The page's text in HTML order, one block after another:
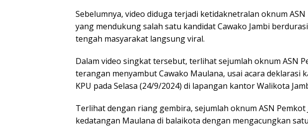
Sebelumnya, video diduga terjadi ketidaknetralan oknum ASN
yang mendukung salah satu kandidat Cawako Jambi
tengah masyarakat langsung viral.
Dalam video singkat tersebut, terlihat sejumlah oknum ASN
terangan menyambut Cawako Maulana, usai acara deklarasi
KPU pada Selasa (24/9/2024) di lapangan kantor Walikota
Terlihat dengan riang gembira, sejumlah oknum ASN Pemkot
kedatangan Maulana di balaikota dengan mengacungkan